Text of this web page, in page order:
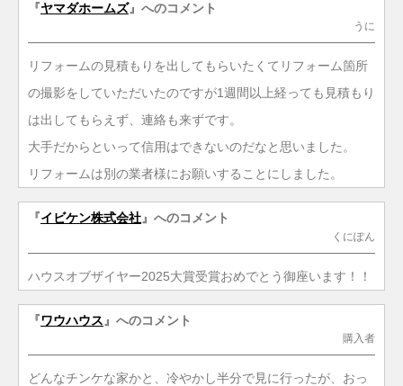
『ヤマダホームズ』へのコメント
うに
リフォームの見積もりを出してもらいたくてリフォーム箇所
の撮影をしていただいたのですが1週間以上経っても見積もり
は出してもらえず、連絡も来ずです。
大手だからといって信用はできないのだなと思いました。
リフォームは別の業者様にお願いすることにしました。
『イビケン株式会社』へのコメント
くにぽん
ハウスオブザイヤー2025大賞受賞おめでとう御座います！！
『ワウハウス 』へのコメント
購入者
どんなチンケな家かと、冷やかし半分で見に行ったが、おっ